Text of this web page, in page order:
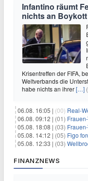
Infantino räumt
nichts an Boykott
Krisentreffen der FIFA,
Weltverbands die
habe nichts an ihrer[…]
06.08. 16:05 | (00) Real-
06.08. 09:12 | (01) Frauen-
05.08. 18:08 | (03) Frauen-
05.08. 14:12 | (05) Figo
05.08. 12:33 | (03)
FINANZNEWS